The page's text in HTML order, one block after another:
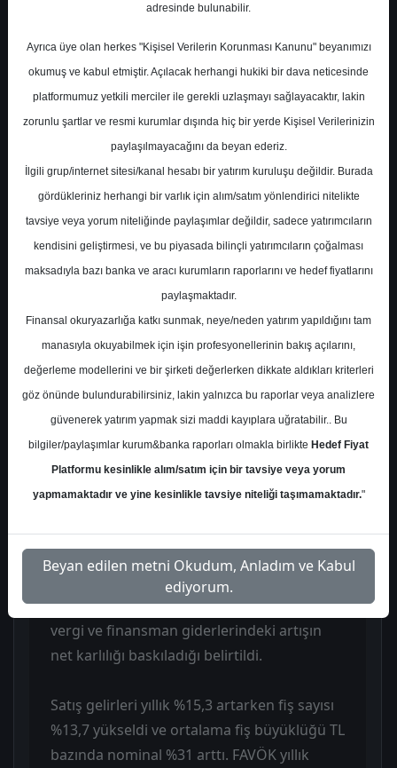
A- A+
Hisse Notu: TABGD - Bilanço
Değerlendirmesi
Deniz Yatırım, TAB Gıda için 1Ç26
sonuçlarını hem operasyonel hem de
finansal anlamda olumlu değerlendirdi.
Şirket 1Ç26’da 13.150 milyon TL satış geliri,
2.235 milyon TL FAVÖK ve 224 milyon TL net
kar açıkladı. Analist, düşük mevsimsellik ve
talep görünümündeki görece zayıf seyre
karşın beklentinin üzerinde reel ciro
büyümesi ve operasyonel giderlerin iyi
yönetimi sayesinde FAVÖK marjında
iyileşme görülmesini öne çıkardı. Buna
karşılık brüt kâr marjındaki gerileme ile
vergi ve finansman giderlerindeki artışın
net karlılığı baskıladığı belirtildi.
Satış gelirleri yıllık %15,3 artarken fiş sayısı
%13,7 yükseldi ve ortalama fiş büyüklüğü TL
bazında nominal %31 arttı. FAVÖK yıllık
adresinde bulunabilir.
Ayrıca üye olan herkes "Kişisel Verilerin Korunması Kanunu" beyanımızı
okumuş ve kabul etmiştir. Açılacak herhangi hukiki bir dava neticesinde
platformumuz yetkili merciler ile gerekli uzlaşmayı sağlayacaktır, lakin
zorunlu şartlar ve resmi kurumlar dışında hiç bir yerde Kişisel Verilerinizin
paylaşılmayacağını da beyan ederiz.
İlgili grup/internet sitesi/kanal hesabı bir yatırım kuruluşu değildir. Burada
gördükleriniz herhangi bir varlık için alım/satım yönlendirici nitelikte
tavsiye veya yorum niteliğinde paylaşımlar değildir, sadece yatırımcıların
kendisini geliştirmesi, ve bu piyasada bilinçli yatırımcıların çoğalması
maksadıyla bazı banka ve aracı kurumların raporlarını ve hedef fiyatlarını
paylaşmaktadır.
Finansal okuryazarlığa katkı sunmak, neye/neden yatırım yapıldığını tam
manasıyla okuyabilmek için işin profesyonellerinin bakış açılarını,
değerleme modellerini ve bir şirketi değerlerken dikkate aldıkları kriterleri
göz önünde bulundurabilirsiniz, lakin yalnızca bu raporlar veya analizlere
güvenerek yatırım yapmak sizi maddi kayıplara uğratabilir.. Bu
bilgiler/paylaşımlar kurum&banka raporları olmakla birlikte Hedef Fiyat
Platformu kesinlikle alım/satım için bir tavsiye veya yorum
yapmamaktadır ve yine kesinlikle tavsiye niteliği taşımamaktadır."
Beyan edilen metni Okudum, Anladım ve Kabul
ediyorum.